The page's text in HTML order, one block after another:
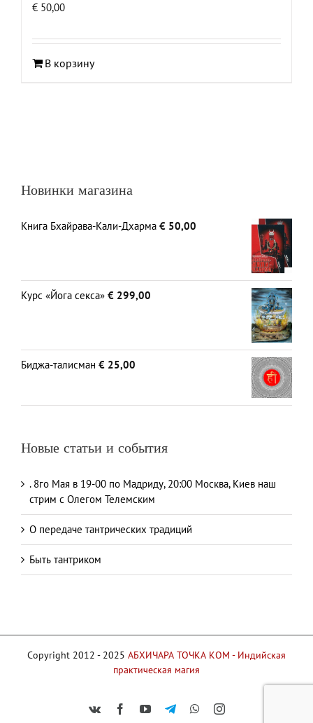
€ 50,00
В корзину
Новинки магазина
Книга Бхайрава-Кали-Дхарма € 50,00
Курс «Йога секса» € 299,00
Биджа-талисман € 25,00
Новые статьи и события
. 8го Мая в 19-00 по Мадриду, 20:00 Москва, Киев наш
стрим с Олегом Телемским
О передаче тантрических традиций
Быть тантриком
Copyright 2012 - 2025 АБХИЧАРА ТОЧКА КОМ - Индийская
практическая магия
Vk FacebookYouTube
TelegramWhatsAppInstagram